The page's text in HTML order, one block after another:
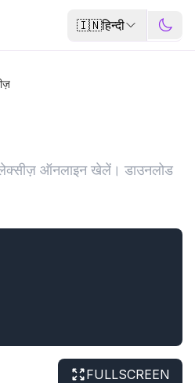
🇮🇳हिन्दी
ऑनलाइन खेलें। डाउनलोड
FULLSCREEN